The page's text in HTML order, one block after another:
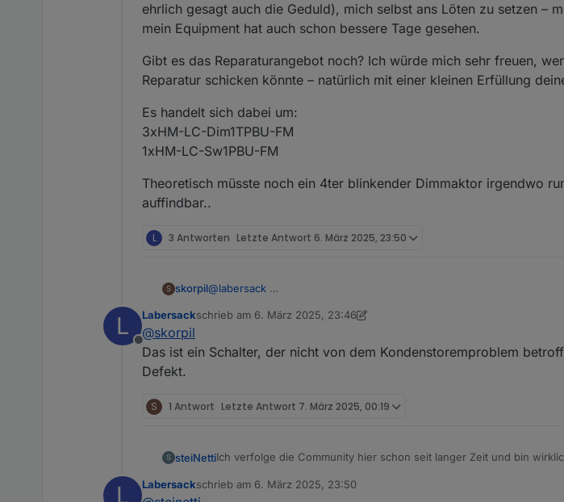
ehrlich gesagt auch die Geduld), mich selbst ans Löten zu setzen –
mein Equipment hat auch schon bessere Tage gesehen.
Gibt es das Reparaturangebot noch? Ich würde mich sehr freuen,
Reparatur schicken könnte – natürlich mit einer kleinen Erfüllung
Es handelt sich dabei um:
3xHM-LC-Dim1TPBU-FM
1xHM-LC-Sw1PBU-FM
Theoretisch müsste noch ein 4ter blinkender Dimmaktor irgendwo
auffindbar..
L 3 Antworten Letzte Antwort 6. März 2025, 23:50
S skorpil@labersack
L
Offline
Labersackschrieb am 6. März 2025, 23:46
zuletzt editiert von Labersack 3. Juli 2025, 00:47
@skorpil
Das ist ein Schalter, der nicht von dem Kondenstoremproblem
Defekt.
S 1 Antwort Letzte Antwort 7. März 2025, 00:19
S steiNettiIch verfolge die Community hier schon seit langer Zeit und bin
Vor rund sieben Jahren habe ich mir im Zuge der Sanierung
L Labersackschrieb am 6. März 2025, 23:50
zuletzt editiert von